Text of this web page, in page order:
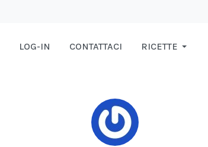
LOG-IN CONTATTACI RICETTE